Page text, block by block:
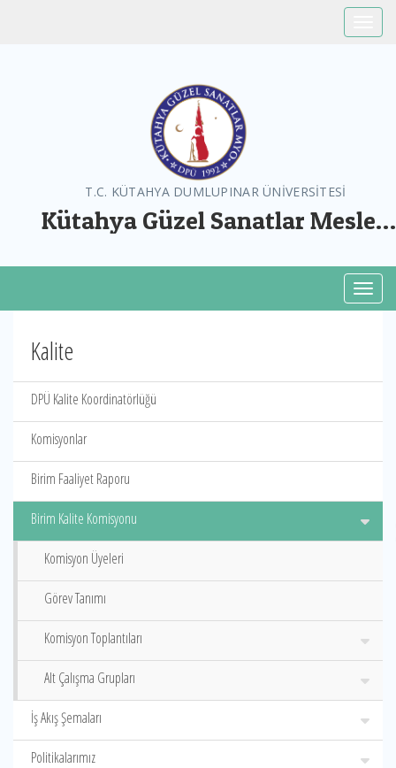
T.C. KÜTAHYA DUMLUPINAR ÜNİVERSİTESİ
Kütahya Güzel Sanatlar Meslek
Kalite
DPÜ Kalite Koordinatörlüğü
Komisyonlar
Birim Faaliyet Raporu
Birim Kalite Komisyonu
Komisyon Üyeleri
Görev Tanımı
Komisyon Toplantıları
Alt Çalışma Grupları
İş Akış Şemaları
Politikalarımız